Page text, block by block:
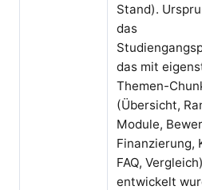
Stand).
das
das mit
Themen-
(Übersicht,
Module,
Finanzierung,
FAQ, Vergleich)
entwickelt